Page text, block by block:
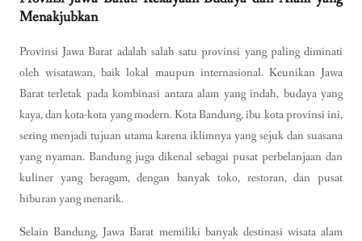
Menakjubkan
Provinsi Jawa Barat adalah salah satu provinsi yang paling diminati
oleh wisatawan, baik lokal maupun internasional. Keunikan Jawa
Barat terletak pada kombinasi antara alam yang indah, budaya yang
kaya, dan kota-kota yang modern. Kota Bandung, ibu kota provinsi ini,
sering menjadi tujuan utama karena iklimnya yang sejuk dan suasana
yang nyaman. Bandung juga dikenal sebagai pusat perbelanjaan dan
kuliner yang beragam, dengan banyak toko, restoran, dan pusat
hiburan yang menarik.
Selain Bandung, Jawa Barat memiliki banyak destinasi wisata alam